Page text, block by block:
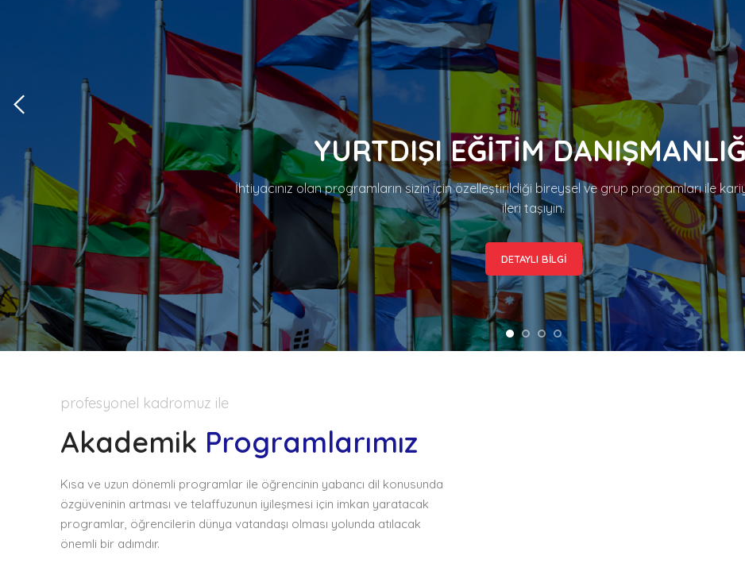
YURTDIŞI EĞİTİM
İhtiyacınız olan programların sizin için özelleştirildiği bireysel ve grup programları ile
ileri taşıyın.
DETAYLI BİLGİ
profesyonel kadromuz ile
Akademik Programlarımız
Kısa ve uzun dönemli programlar ile öğrencinin yabancı dil konusunda
özgüveninin artması ve telaffuzunun iyileşmesi için imkan yaratacak
programlar, öğrencilerin dünya vatandaşı olması yolunda atılacak
önemli bir adımdır.